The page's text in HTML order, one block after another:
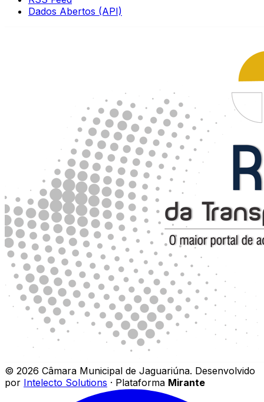
Dados Abertos (API)
© 2026 Câmara Municipal de Jaguariúna. Desenvolvido
por Intelecto Solutions · Plataforma Mirante